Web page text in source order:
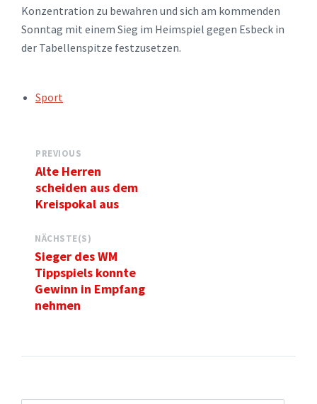
Konzentration zu bewahren und sich am kommenden
Sonntag mit einem Sieg im Heimspiel gegen Esbeck in
der Tabellenspitze festzusetzen.
TAGS:Sport
PREVIOUS
Alte Herren
scheiden aus dem
Kreispokal aus
NÄCHSTE(S)
Sieger des WM
Tippspiels konnte
Gewinn in Empfang
nehmen